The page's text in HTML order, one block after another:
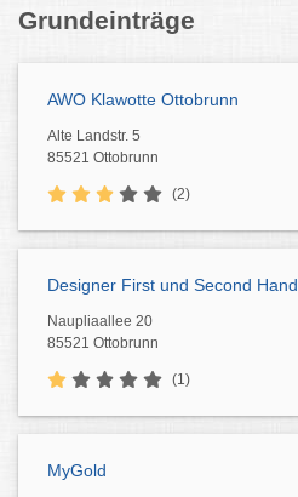
Grundeinträge
AWO Klawotte Ottobrunn
Alte Landstr. 5
85521 Ottobrunn
(2)
Designer First und Second Hand
Naupliaallee 20
85521 Ottobrunn
(1)
MyGold